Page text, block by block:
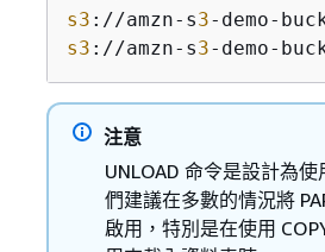
s3 ://amzn-s3-demo-
s3 ://amzn-s3-demo-
注意
UNLOAD 命令是設計為
們建議在多數的情況將
啟用，特別是在使用